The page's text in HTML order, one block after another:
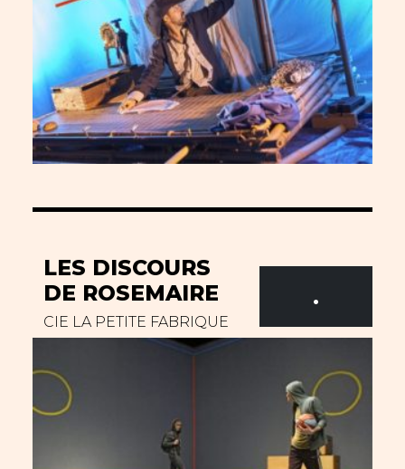
LES DISCOURS
DE ROSEMAIRE
CIE LA PETITE FABRIQUE
.